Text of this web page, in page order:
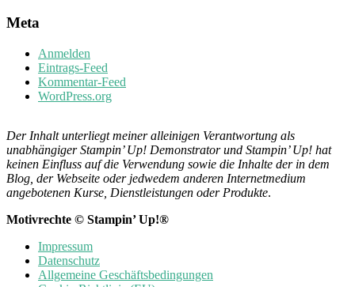
Meta
Anmelden
Eintrags-Feed
Kommentar-Feed
WordPress.org
Der Inhalt unterliegt meiner alleinigen Verantwortung als
unabhängiger Stampin’ Up! Demonstrator und Stampin’ Up! hat
keinen Einfluss auf die Verwendung sowie die Inhalte der in dem
Blog, der Webseite oder jedwedem anderen Internetmedium
angebotenen Kurse, Dienstleistungen oder Produkte.
Motivrechte © Stampin’ Up!®
Impressum
Datenschutz
Allgemeine Geschäftsbedingungen